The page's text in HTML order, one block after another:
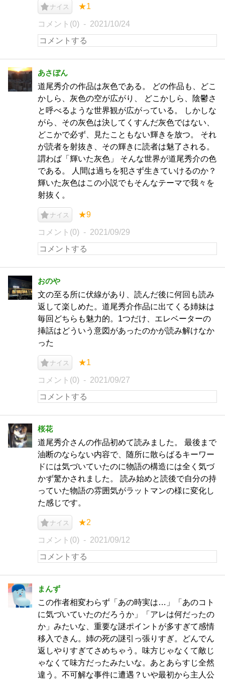
ナイス ★1
コメント(0) 2021/10/24
あさぼん
道尾秀介の作品は灰色である。 どの作品も、どこ
かしら、灰色の空が広がり、 どこかしら、陰鬱さ
と呼べるような世界観が広がっている。 しかしな
がら、その灰色は決してくすんだ灰色ではない、
どこかで必ず、見たこともない輝きを放つ。 それ
が読者を射抜き、その輝きに読者は魅了される。
謂わば「輝いた灰色」 そんな世界が道尾秀介の色
である。 人間は過ちを犯さず生きていけるのか？
輝いた灰色はこの小説でもそんなテーマで我々を
射抜く。
ナイス ★9
コメント(0) 2021/09/29
おのや
文の至る所に伏線があり、読んだ後に何回も読み
返して楽しめた。道尾秀介作品に出てくる姉妹は
毎回どちらも魅力的。1つだけ、エレベーターの
挿話はどういう意図があったのかが読み解けなか
った
ナイス ★1
コメント(0) 2021/09/27
桜花
道尾秀介さんの作品初めて読みました。 最後まで
油断のならない内容で、随所に散らばるキーワー
ドには気づいていたのに物語の構造には全く気づ
かず驚かされました。 読み始めと読後で自分の持
っていた物語の雰囲気がラットマンの様に変化し
た感じです。
ナイス ★2
コメント(0) 2021/09/12
まんず
この作者相変わらず「あの時実は…」「あのコト
に気づいていたのだろうか」「アレは何だったの
か」みたいな、重要な謎ポイントが多すぎて感情
移入できん。姉の死の謎引っ張りすぎ。どんでん
返しやりすぎてさめちゃう。味方じゃなくて敵じ
ゃなくて味方だったみたいな。あとあらすじ全然
違う。不可解な事件に遭遇？いや最初から主人公